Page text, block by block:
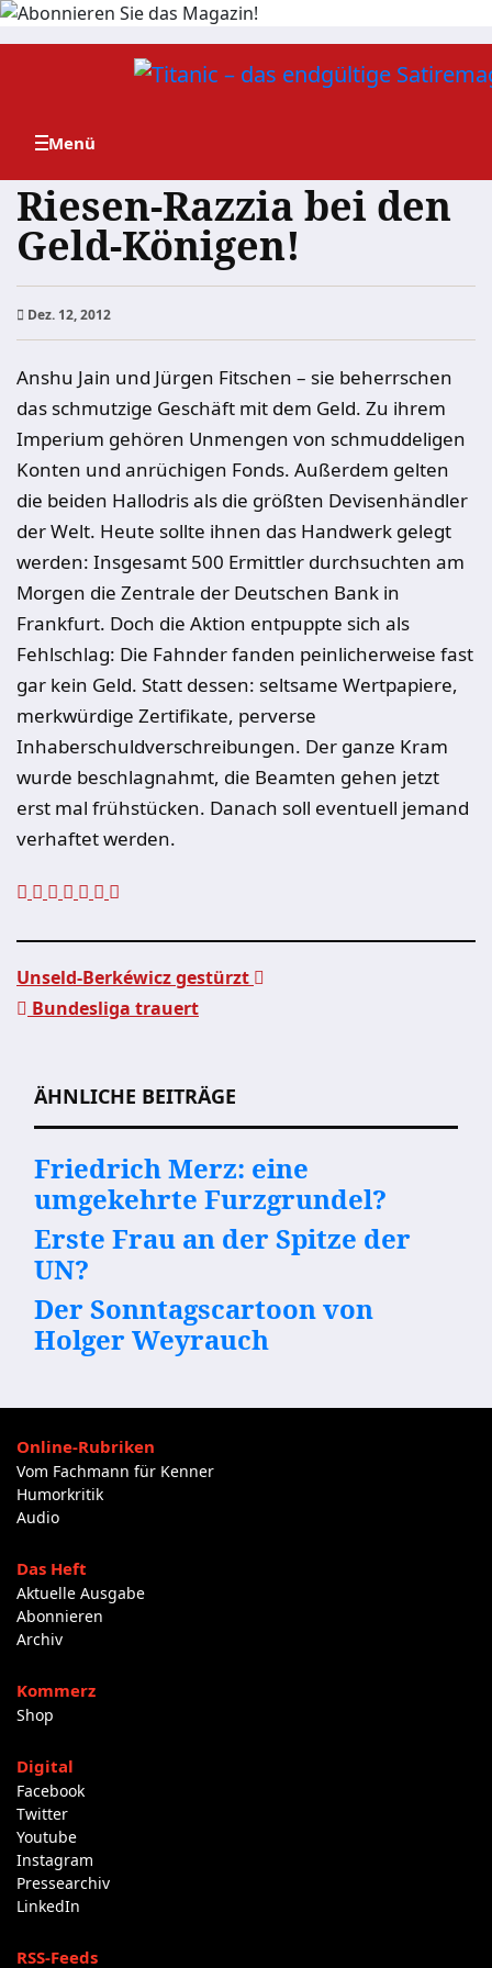
Zum
Riesen-Razzia bei den
Geld-Königen!
Dez. 12, 2012
Anshu Jain und Jürgen Fitschen – sie beherrschen
das schmutzige Geschäft mit dem Geld. Zu ihrem
Imperium gehören Unmengen von schmuddeligen
Konten und anrüchigen Fonds. Außerdem gelten
die beiden Hallodris als die größten Devisenhändler
der Welt. Heute sollte ihnen das Handwerk gelegt
werden: Insgesamt 500 Ermittler durchsuchten am
Morgen die Zentrale der Deutschen Bank in
Frankfurt. Doch die Aktion entpuppte sich als
Fehlschlag: Die Fahnder fanden peinlicherweise fast
gar kein Geld. Statt dessen: seltsame Wertpapiere,
merkwürdige Zertifikate, perverse
Inhaberschuldverschreibungen. Der ganze Kram
wurde beschlagnahmt, die Beamten gehen jetzt
erst mal frühstücken. Danach soll eventuell jemand
verhaftet werden.
Unseld-Berkéwicz gestürzt
Bundesliga trauert
ÄHNLICHE BEITRÄGE
Friedrich Merz: eine
umgekehrte Furzgrundel?
Erste Frau an der Spitze der
UN?
Der Sonntagscartoon von
Holger Weyrauch
Online-Rubriken
Vom Fachmann für Kenner
Humorkritik
Audio
Das Heft
Aktuelle Ausgabe
Abonnieren
Archiv
Kommerz
Shop
Digital
Facebook
Twitter
Youtube
Instagram
Pressearchiv
LinkedIn
RSS-Feeds